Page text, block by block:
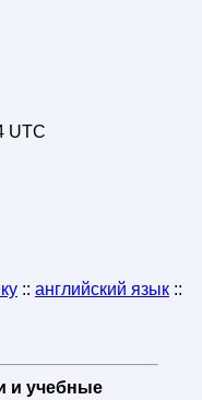
UTC
:: английский язык::
и учебные